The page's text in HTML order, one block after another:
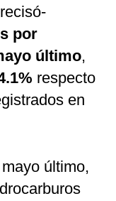
por
último,
respecto
en
último,